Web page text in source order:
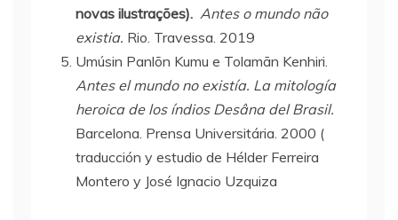
novas ilustrações). Antes o mundo não
existia. Rio. Travessa. 2019
Umúsin Panlõn Kumu e Tolamãn Kenhiri.
Antes el mundo no existía. La mitología
heroica de los índios Desâna del Brasil.
Barcelona. Prensa Universitária. 2000 (
traducción y estudio de Hélder Ferreira
Montero y José Ignacio Uzquiza